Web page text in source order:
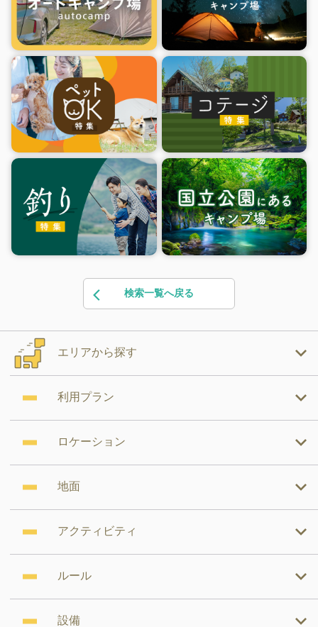
検索一覧へ戻る
エリアから探す
利用プラン
ロケーション
地面
アクティビティ
ルール
設備